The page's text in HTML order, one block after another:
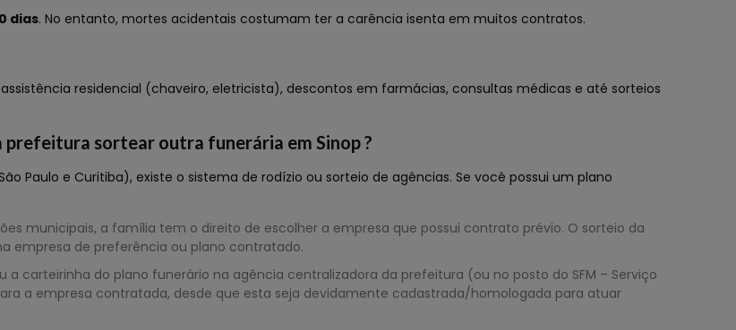
dias. No entanto, mortes acidentais costumam ter a carência isenta em muitos contratos.
residencial (chaveiro, eletricista), descontos em farmácias, consultas médicas e até sorteios
prefeitura sortear outra funerária em Sinop ?
Paulo e Curitiba), existe o sistema de rodízio ou sorteio de agências. Se você possui um plano
municipais, a família tem o direito de escolher a empresa que possui contrato prévio. O sorteio da
empresa de preferência ou plano contratado.
carteirinha do plano funerário na agência centralizadora da prefeitura (ou no posto do SFM – Serviço
a empresa contratada, desde que esta seja devidamente cadastrada/homologada para atuar